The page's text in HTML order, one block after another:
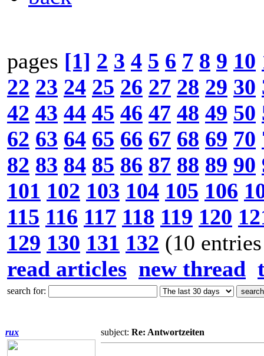
pages [1] 2 3 4 5 6 7 8 9 10
22 23 24 25 26 27 28 29 30
42 43 44 45 46 47 48 49 50
62 63 64 65 66 67 68 69 70
82 83 84 85 86 87 88 89 90
101 102 103 104 105 106
115 116 117 118 119 120
129 130 131 132 (10
read articles new thread
search for:
rux subject: Re: Antwortzeiten